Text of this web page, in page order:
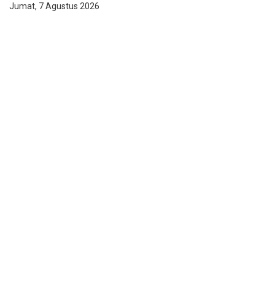
Jumat, 7 Agustus 2026